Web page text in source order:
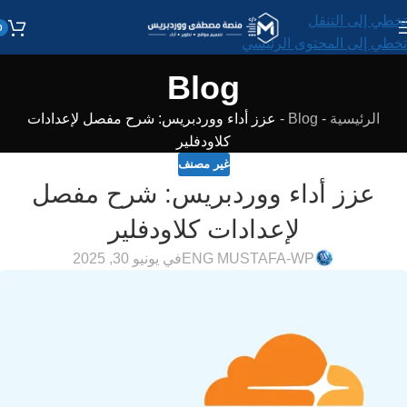
تخطي إلى التنقل
تخطي إلى المحتوى الرئيسي
Blog
الرئيسية -
Blog
- عزز أداء ووردبريس: شرح مفصل لإعدادات
كلاودفلير
غير مصنف
عزز أداء ووردبريس: شرح مفصل
لإعدادات كلاودفلير
ENG MUSTAFA-WP في يونيو 30, 2025